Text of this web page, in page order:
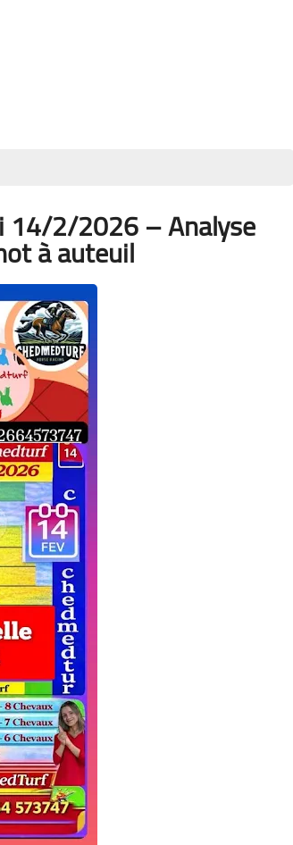
14/2/2026 – Analyse
à auteuil